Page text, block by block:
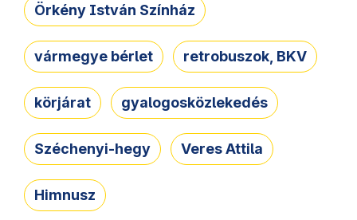
Örkény István Színház
vármegye bérlet retrobuszok, BKV
körjárat gyalogosközlekedés
Széchenyi-hegy Veres Attila
Himnusz